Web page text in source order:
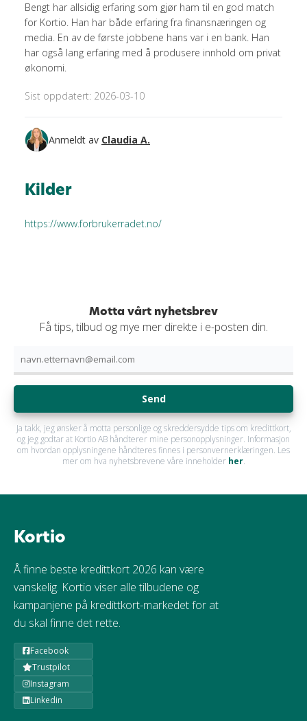
Bengt har allsidig erfaring som gjør ham til en god match
for Kortio. Han har både erfaring fra finansnæringen og
media. En av de første jobbene hans var i en bank. Han
har også lang erfaring med å produsere innhold om privat
økonomi.
Sist oppdatert: 2026-03-10
Anmeldt av Claudia A.
Kilder
https://www.forbrukerradet.no/
Motta vårt nyhetsbrev
Få tips, tilbud og mye mer direkte i e-posten din.
Send
Ja takk, jeg ønsker å motta personlige og skreddersydde tips om kredittkort,
og jeg godtar at Kortio AB håndterer mine personopplysninger. Informasjon
om hvordan opplysningene håndteres finnes i personvernerklæringen. Les
mer om hva nyhetsbrevene våre inneholder her.
Kortio
Å finne beste kredittkort 2026 kan være
vanskelig. Kortio viser alle tilbudene og
kampanjene på kredittkort-markedet for at
du skal finne det rette.
Facebook
Trustpilot
Instagram
Linkedin